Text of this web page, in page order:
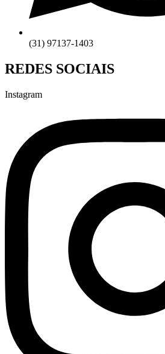
(31) 97137-1403
REDES SOCIAIS
Instagram